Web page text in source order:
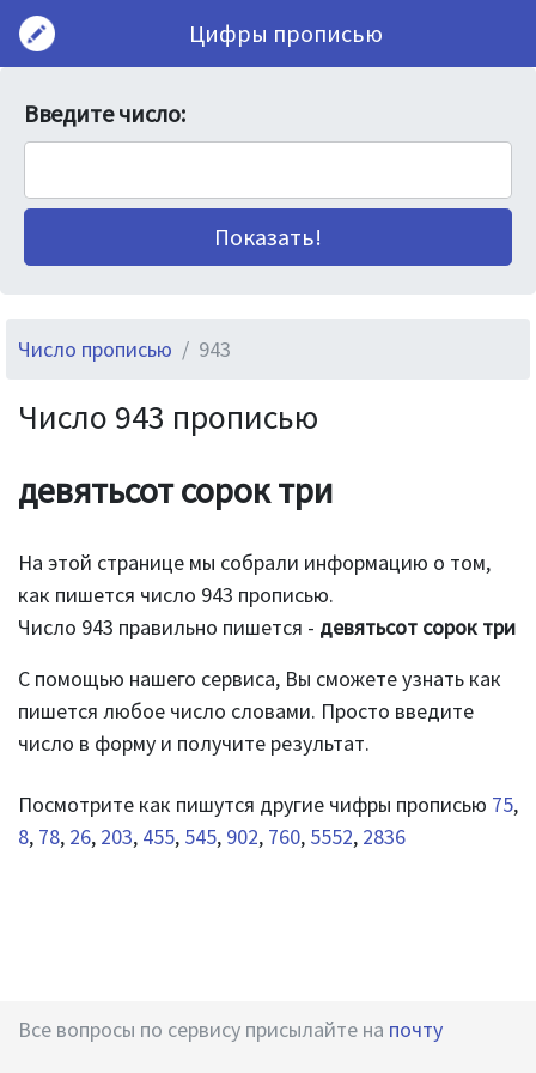
Цифры прописью
Введите число:
Число прописью 943
Число 943 прописью
девятьсот сорок три
На этой странице мы собрали информацию о том,
как пишется число 943 прописью.
Число 943 правильно пишется - девятьсот сорок три
С помощью нашего сервиса, Вы сможете узнать как
пишется любое число словами. Просто введите
число в форму и получите результат.
Посмотрите как пишутся другие чифры прописью 75,
8, 78, 26, 203, 455, 545, 902, 760, 5552, 2836
Все вопросы по сервису присылайте на почту